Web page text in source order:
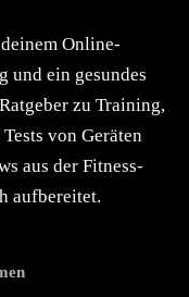
Online-
und ein gesundes
zu Training,
von Geräten
aus der Fitness-
aufbereitet.